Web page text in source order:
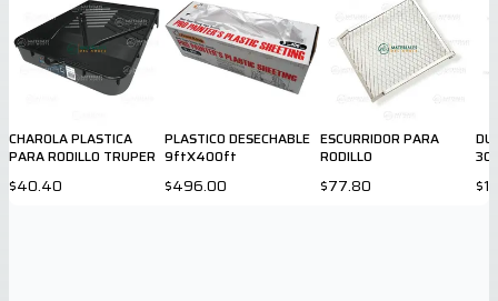
CHAROLA PLASTICA
PARA RODILLO TRUPER
$40.40
PLASTICO DESECHABLE
9ftX400ft
$496.00
ESCURRIDOR PARA
RODILLO
$77.80